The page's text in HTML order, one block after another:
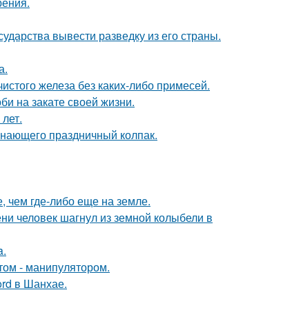
вывести разведку из его страны.
железа без каких-либо примесей.
на закате своей жизни.
праздничный колпак.
чем где-либо еще на земле.
человек шагнул из земной колыбели в
- манипулятором.
в Шанхае.